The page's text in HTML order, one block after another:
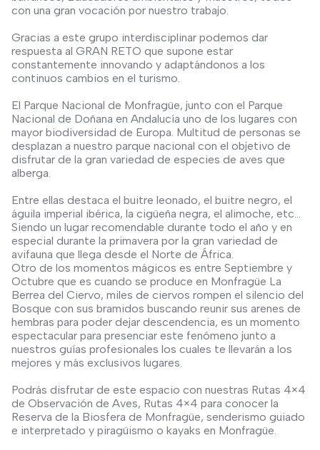
con una gran vocación por nuestro trabajo.
Gracias a este grupo interdisciplinar podemos dar
respuesta al GRAN RETO que supone estar
constantemente innovando y adaptándonos a los
continuos cambios en el turismo.
El Parque Nacional de Monfragüe, junto con el Parque
Nacional de Doñana en Andalucía uno de los lugares con
mayor biodiversidad de Europa. Multitud de personas se
desplazan a nuestro parque nacional con el objetivo de
disfrutar de la gran variedad de especies de aves que
alberga.
Entre ellas destaca el buitre leonado, el buitre negro, el
águila imperial ibérica, la cigüeña negra, el alimoche, etc…
Siendo un lugar recomendable durante todo el año y en
especial durante la primavera por la gran variedad de
avifauna que llega desde el Norte de África.
Otro de los momentos mágicos es entre Septiembre y
Octubre que es cuando se produce en Monfragüe La
Berrea del Ciervo, miles de ciervos rompen el silencio del
Bosque con sus bramidos buscando reunir sus arenes de
hembras para poder dejar descendencia, es un momento
espectacular para presenciar este fenómeno junto a
nuestros guías profesionales los cuales te llevarán a los
mejores y más exclusivos lugares.
Podrás disfrutar de este espacio con nuestras Rutas 4×4
de Observación de Aves, Rutas 4×4 para conocer la
Reserva de la Biosfera de Monfragüe, senderismo guiado
e interpretado y piragüismo o kayaks en Monfragüe.